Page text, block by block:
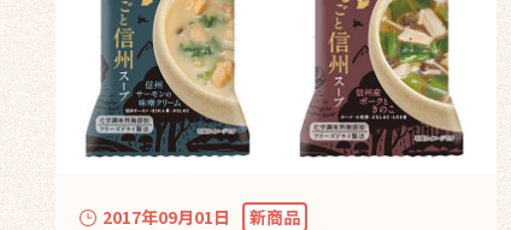
2017年09月01日 新商品